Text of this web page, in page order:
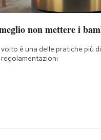
non mettere i
è una delle pratiche più
regolamentazioni